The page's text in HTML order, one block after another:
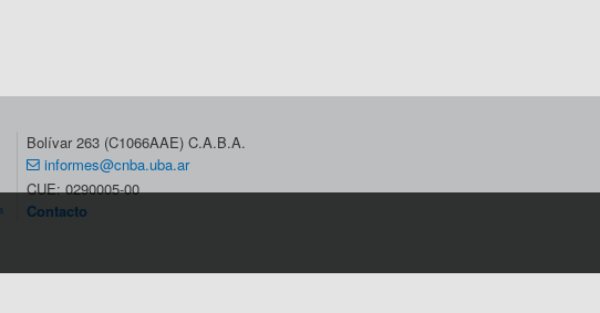
Bolívar 263 (C1066AAE) C.A.B.A.
informes@cnba.uba.ar
CUE: 0290005-00
Contacto